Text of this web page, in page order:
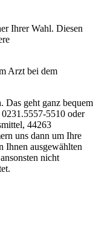
Ihrer Wahl. Diesen
Arzt bei dem
Das geht ganz bequem
0231.5557-5510 oder
44263
uns dann um Ihre
Ihnen ausgewählten
nicht